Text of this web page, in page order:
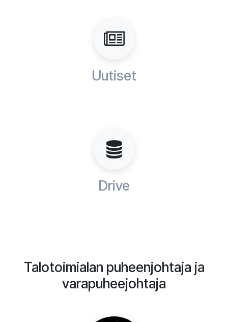
Uutiset
Drive
Talotoimialan puheenjohtaja ja
varapuheejohtaja